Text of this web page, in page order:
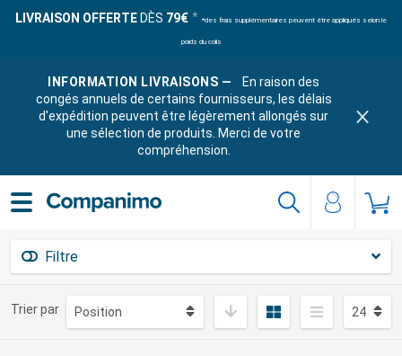
LIVRAISON OFFERTE DÈS 79€ *des frais supplémentaires peuvent être appliqués selon le
poids du colis
INFORMATION LIVRAISONS —
En raison des
congés annuels de certains fournisseurs, les délais
d'expédition peuvent être légèrement allongés sur
une sélection de produits. Merci de votre
compréhension.
Filtre
Trier par